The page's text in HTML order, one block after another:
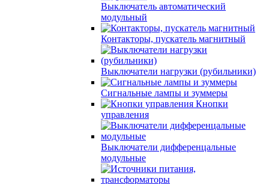
Выключатель автоматический
модульный
Контакторы, пускатель магнитный
Выключатели нагрузки (рубильники)
Сигнальные лампы и зуммеры
Кнопки
управления
Выключатели дифференцальные
модульные